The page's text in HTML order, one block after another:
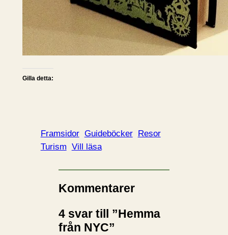
Gilla detta:
Framsidor Guideböcker Resor
Turism Vill läsa
Kommentarer
4 svar till ”Hemma
från NYC”